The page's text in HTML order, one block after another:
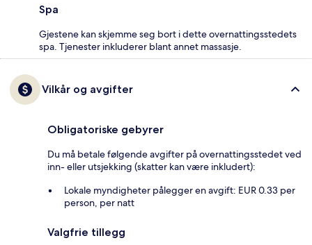
Spa
Gjestene kan skjemme seg bort i dette overnattingsstedets
spa. Tjenester inkluderer blant annet massasje.
Vilkår og avgifter
Obligatoriske gebyrer
Du må betale følgende avgifter på overnattingsstedet ved
inn- eller utsjekking (skatter kan være inkludert):
Lokale myndigheter pålegger en avgift: EUR 0.33 per
person, per natt
Valgfrie tillegg